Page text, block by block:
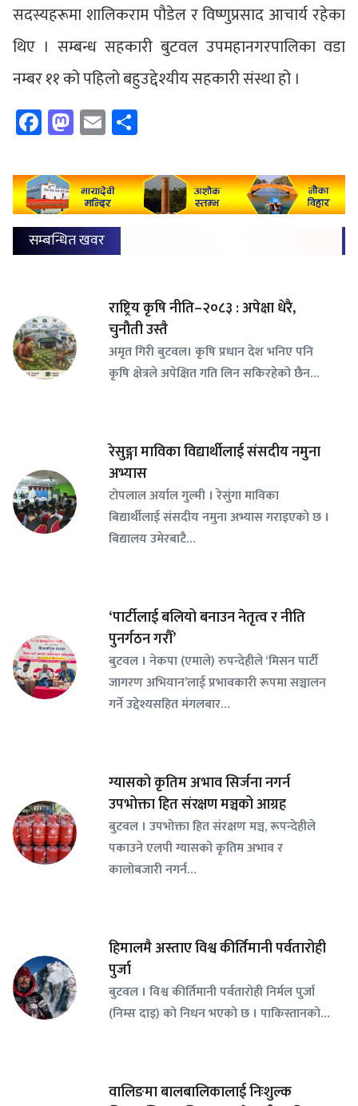
सदस्यहरूमा शालिकराम पौडेल र विष्णुप्रसाद आचार्य रहेका
थिए । सम्बन्ध सहकारी बुटवल उपमहानगरपालिका वडा
नम्बर ११ को पहिलो बहुउद्देश्यीय सहकारी संस्था हो ।
Facebook
Mastodon
Email
सम्बन्धित खवर
राष्ट्रिय कृषि नीति–२०८३ : अपेक्षा धेरै,
चुनौती उस्तै
अमृत गिरी बुटवल। कृषि प्रधान देश भनिए पनि
कृषि क्षेत्रले अपेक्षित गति लिन सकिरहेको छैन…
रेसुङ्गा माविका विद्यार्थीलाई संसदीय नमुना
अभ्यास
टोपलाल अर्याल गुल्मी । रेसुंगा माविका
बिद्यार्थीलाई संसदीय नमुना अभ्यास गराइएको छ ।
बिद्यालय उमेरबाटै…
‘पार्टीलाई बलियो बनाउन नेतृत्व र नीति
पुनर्गठन गरौँ’
बुटवल । नेकपा (एमाले) रुपन्देहीले ‘मिसन पार्टी
जागरण अभियान’लाई प्रभावकारी रूपमा सञ्चालन
गर्ने उद्देश्यसहित मंगलबार…
ग्यासको कृतिम अभाव सिर्जना नगर्न
उपभोक्ता हित संरक्षण मञ्चको आग्रह
बुटवल । उपभोक्ता हित संरक्षण मञ्च, रूपन्देहीले
पकाउने एलपी ग्यासको कृतिम अभाव र
कालोबजारी नगर्न…
हिमालमै अस्ताए विश्व कीर्तिमानी पर्वतारोही
पुर्जा
बुटवल । विश्व कीर्तिमानी पर्वतारोही निर्मल पुर्जा
(निम्स दाइ) को निधन भएको छ । पाकिस्तानको…
वालिङमा बालबालिकालाई निःशुल्क